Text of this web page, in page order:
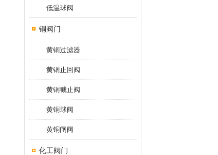
低温球阀
铜阀门
黄铜过滤器
黄铜止回阀
黄铜截止阀
黄铜球阀
黄铜闸阀
化工阀门